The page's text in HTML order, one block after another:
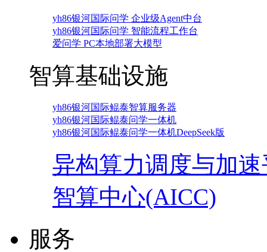
yh86银河国际问学 企业级Agent中台
yh86银河国际问学 智能流程工作台
爱问学 PC本地部署大模型
智算基础设施
yh86银河国际鲲泰智算服务器
yh86银河国际鲲泰问学一体机
yh86银河国际鲲泰问学一体机DeepSeek版
异构算力调度与加
智算中心(AICC)
服务